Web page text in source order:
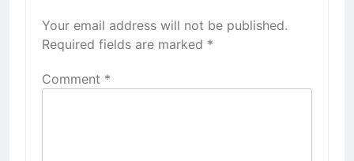
Your email address will not be published.
Required fields are marked *
Comment *